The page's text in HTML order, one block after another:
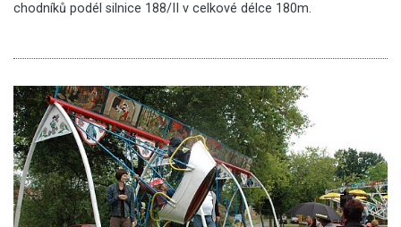
chodníků podél silnice 188/II v celkové délce 180m.